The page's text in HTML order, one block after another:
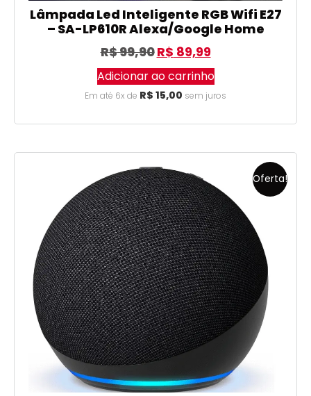
Lâmpada Led Inteligente RGB Wifi E27
– SA-LP610R Alexa/Google Home
R$99,90R$ 89,99
Adicionar ao carrinho
Em até 6x de R$ 15,00 sem juros
Oferta!